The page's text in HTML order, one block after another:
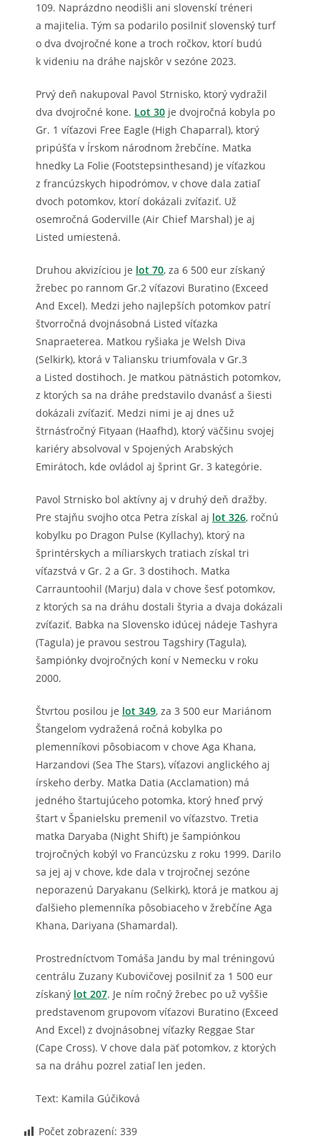
109. Naprázdno neodišli ani slovenskí tréneri
a majitelia. Tým sa podarilo posilniť slovenský turf
o dva dvojročné kone a troch ročkov, ktorí budú
k videniu na dráhe najskôr v sezóne 2023.
Prvý deň nakupoval Pavol Strnisko, ktorý vydražil
dva dvojročné kone. Lot 30 je dvojročná kobyla po
Gr. 1 víťazovi Free Eagle (High Chaparral), ktorý
pripúšťa v Írskom národnom žrebčíne. Matka
hnedky La Folie (Footstepsinthesand) je víťazkou
z francúzskych hipodrómov, v chove dala zatiaľ
dvoch potomkov, ktorí dokázali zvíťaziť. Už
osemročná Goderville (Air Chief Marshal) je aj
Listed umiestená.
Druhou akvizíciou je lot 70, za 6 500 eur získaný
žrebec po rannom Gr.2 víťazovi Buratino (Exceed
And Excel). Medzi jeho najlepších potomkov patrí
štvorročná dvojnásobná Listed víťazka
Snapraeterea. Matkou ryšiaka je Welsh Diva
(Selkirk), ktorá v Taliansku triumfovala v Gr.3
a Listed dostihoch. Je matkou pätnástich potomkov,
z ktorých sa na dráhe predstavilo dvanásť a šiesti
dokázali zvíťaziť. Medzi nimi je aj dnes už
štrnásťročný Fityaan (Haafhd), ktorý väčšinu svojej
kariéry absolvoval v Spojených Arabských
Emirátoch, kde ovládol aj šprint Gr. 3 kategórie.
Pavol Strnisko bol aktívny aj v druhý deň dražby.
Pre stajňu svojho otca Petra získal aj lot 326, ročnú
kobylku po Dragon Pulse (Kyllachy), ktorý na
šprintérskych a míliarskych tratiach získal tri
víťazstvá v Gr. 2 a Gr. 3 dostihoch. Matka
Carrauntoohil (Marju) dala v chove šesť potomkov,
z ktorých sa na dráhu dostali štyria a dvaja dokázali
zvíťaziť. Babka na Slovensko idúcej nádeje Tashyra
(Tagula) je pravou sestrou Tagshiry (Tagula),
šampiónky dvojročných koní v Nemecku v roku
2000.
Štvrtou posilou je lot 349, za 3 500 eur Mariánom
Štangelom vydražená ročná kobylka po
plemenníkovi pôsobiacom v chove Aga Khana,
Harzandovi (Sea The Stars), víťazovi anglického aj
írskeho derby. Matka Datia (Acclamation) má
jedného štartujúceho potomka, ktorý hneď prvý
štart v Španielsku premenil vo víťazstvo. Tretia
matka Daryaba (Night Shift) je šampiónkou
trojročných kobýl vo Francúzsku z roku 1999. Darilo
sa jej aj v chove, kde dala v trojročnej sezóne
neporazenú Daryakanu (Selkirk), ktorá je matkou aj
ďalšieho plemenníka pôsobiaceho v žrebčíne Aga
Khana, Dariyana (Shamardal).
Prostredníctvom Tomáša Jandu by mal tréningovú
centrálu Zuzany Kubovičovej posilniť za 1 500 eur
získaný lot 207. Je ním ročný žrebec po už vyššie
predstavenom grupovom víťazovi Buratino (Exceed
And Excel) z dvojnásobnej víťazky Reggae Star
(Cape Cross). V chove dala päť potomkov, z ktorých
sa na dráhu pozrel zatiaľ len jeden.
Text: Kamila Gúčiková
Počet zobrazení: 339